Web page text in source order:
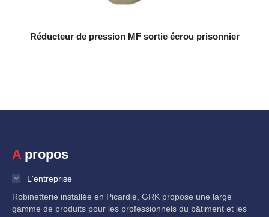
Réducteur de pression MF sortie écrou prisonnier
A propos
L'entreprise
Robinetterie installée en Picardie, GRK propose une large
gamme de produits pour les professionnels du bâtiment et les